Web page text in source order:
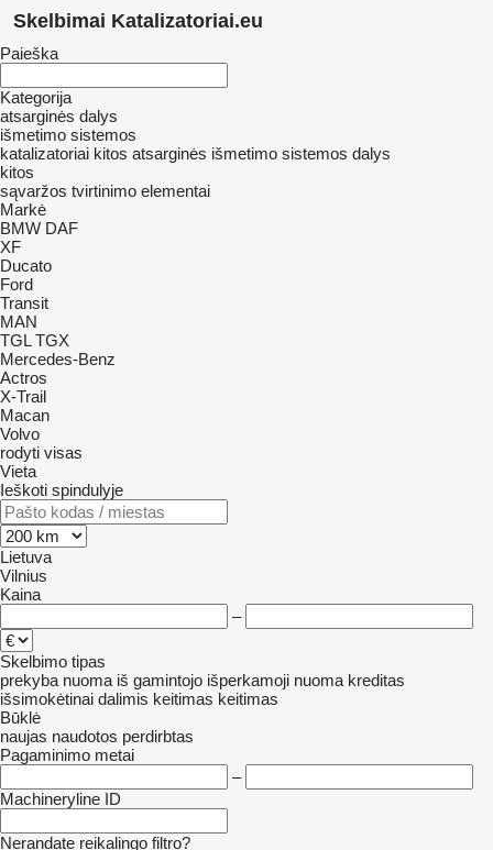
Skelbimai Katalizatoriai.eu
Paieška
Kategorija
atsarginės dalys
išmetimo sistemos
katalizatoriai kitos atsarginės išmetimo sistemos dalys
kitos
sąvaržos tvirtinimo elementai
Markė
BMW DAF
XF
Ducato
Ford
Transit
MAN
TGL TGX
Mercedes-Benz
Actros
X-Trail
Macan
Volvo
rodyti visas
Vieta
Ieškoti spindulyje
Lietuva
Vilnius
Kaina
–
Skelbimo tipas
prekyba nuoma iš gamintojo išperkamoji nuoma kreditas
išsimokėtinai dalimis keitimas keitimas
Būklė
naujas naudotos perdirbtas
Pagaminimo metai
–
Machineryline ID
Nerandate reikalingo filtro?